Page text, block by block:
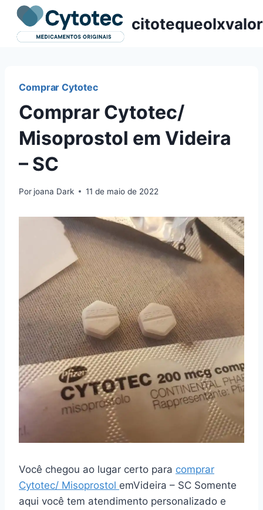
Pular
para
citotequeolxvalor
Comprar Cytotec
Comprar Cytotec/
Misoprostol em Videira
– SC
Por joana Dark 11 de maio de 2022
Você chegou ao lugar certo para comprar
Cytotec/ Misoprostol emVideira – SC Somente
aqui você tem atendimento personalizado e